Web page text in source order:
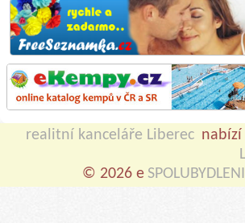
realitní kanceláře Liberec nabízí
© 2026 e SPOLUBYDLENI